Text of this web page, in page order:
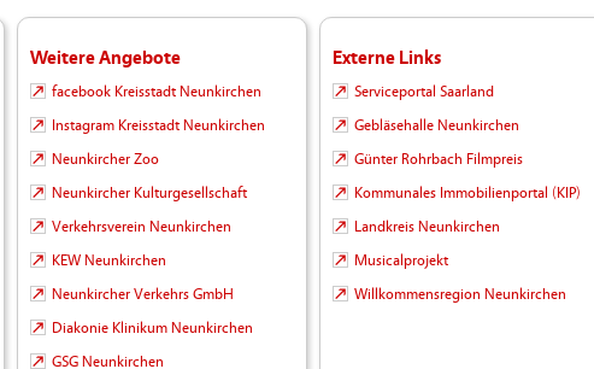
Weitere Angebote
facebook Kreisstadt Neunkirchen
Instagram Kreisstadt Neunkirchen
Neunkircher Zoo
Neunkircher Kulturgesellschaft
Verkehrsverein Neunkirchen
KEW Neunkirchen
Neunkircher Verkehrs GmbH
Diakonie Klinikum Neunkirchen
GSG Neunkirchen
Externe Links
Serviceportal Saarland
Gebläsehalle Neunkirchen
Günter Rohrbach Filmpreis
Kommunales Immobilienportal (KIP)
Landkreis Neunkirchen
Musicalprojekt
Willkommensregion Neunkirchen